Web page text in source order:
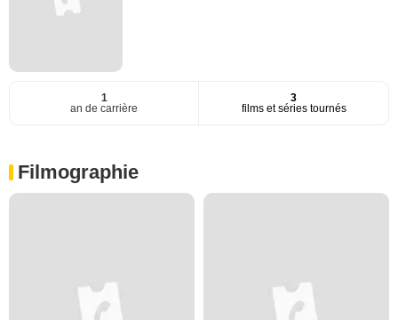
1
an de carrière
3
films et séries tournés
Filmographie